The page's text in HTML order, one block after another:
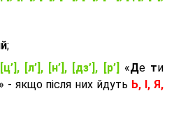
;
[л’], [н’], [дз’], [р’]
«Де ти
- якщо після них йдуть Ь, І, Я,